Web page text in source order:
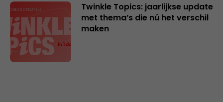
Twinkle Topics: jaarlijkse update
met thema’s die nú het verschil
maken